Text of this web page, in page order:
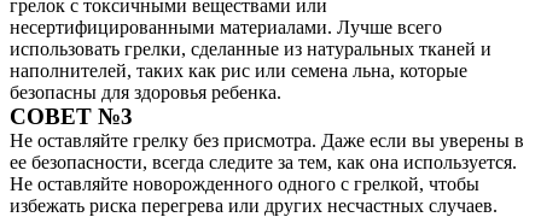
грелок с токсичными веществами или
несертифицированными материалами. Лучше всего
использовать грелки, сделанные из натуральных тканей и
наполнителей, таких как рис или семена льна, которые
безопасны для здоровья ребенка.
СОВЕТ №3
Не оставляйте грелку без присмотра. Даже если вы уверены в
ее безопасности, всегда следите за тем, как она используется.
Не оставляйте новорожденного одного с грелкой, чтобы
избежать риска перегрева или других несчастных случаев.